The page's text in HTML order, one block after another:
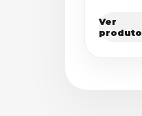
Ver
produto